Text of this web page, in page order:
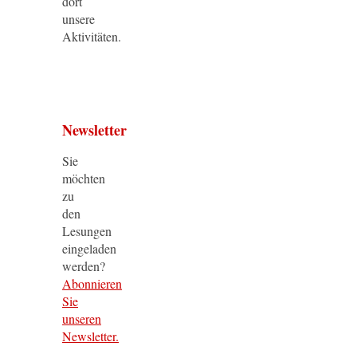
unsere
Aktivitäten.
Newsletter
Sie
möchten
zu
den
Lesungen
eingeladen
werden?
Abonnieren
Sie
unseren
Newsletter.